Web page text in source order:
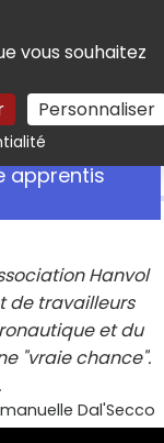
vous souhaitez
Personnaliser
Rechercher
apprentis
Hanvol
de travailleurs
et du
"vraie chance".
Dal'Secco